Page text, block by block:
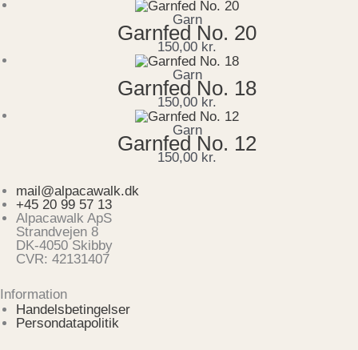
Garn
Garnfed No. 20
150,00 kr.
Garn
Garnfed No. 18
150,00 kr.
Garn
Garnfed No. 12
150,00 kr.
mail@alpacawalk.dk
+45 20 99 57 13
Alpacawalk ApS
Strandvejen 8
DK-4050 Skibby
CVR: 42131407
Information
Handelsbetingelser
Persondatapolitik